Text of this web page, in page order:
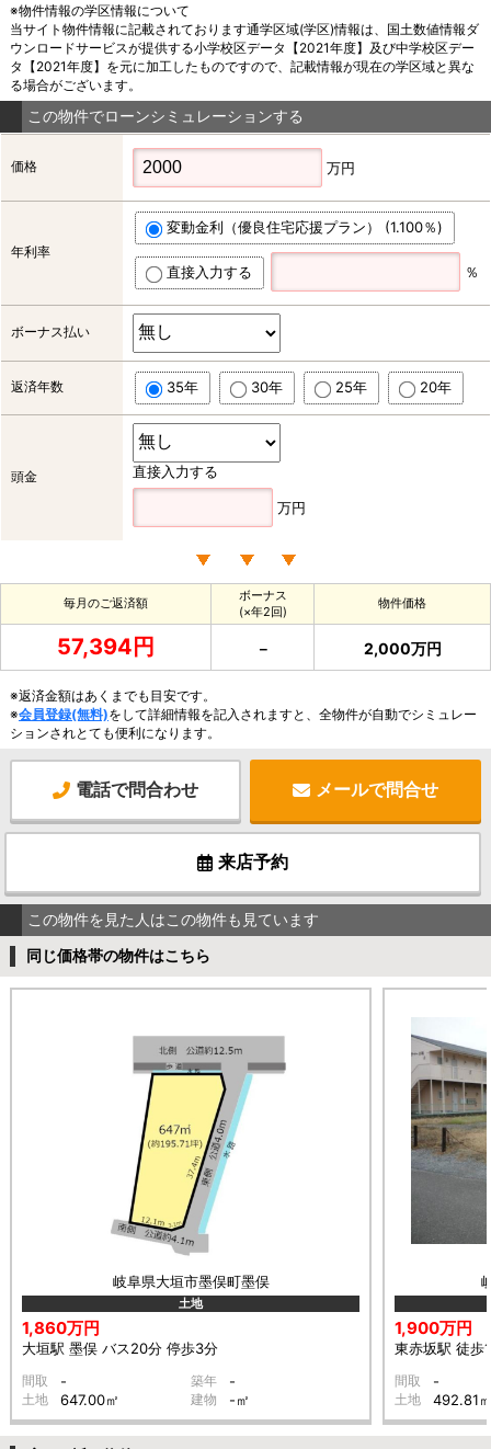
※物件情報の学区情報について
当サイト物件情報に記載されております通学区域(学区)情報は、国土数値情報ダ
ウンロードサービスが提供する小学校区データ【2021年度】及び中学校区デー
タ【2021年度】を元に加工したものですので、記載情報が現在の学区域と異な
る場合がございます。
この物件でローンシミュレーションする
価格 万円
年利率
変動金利（優良住宅応援プラン） (1.100％)
直接入力する ％
ボーナス払い
返済年数 35年 30年 25年 20年
頭金 直接入力する
万円
毎月のご返済額
ボーナス
(×年2回)
物件価格
57,394円 － 2,000万円
※返済金額はあくまでも目安です。
※会員登録(無料)をして詳細情報を記入されますと、全物件が自動でシミュレー
ションされとても便利になります。
電話で問合わせ メールで問合せ
来店予約
この物件を見た人はこの物件も見ています
同じ価格帯の物件はこちら
岐阜県大垣市墨俣町墨俣
土地
1,860万円
大垣駅 墨俣 バス20分 停歩3分
間取 - 築年 -
土地 647.00㎡ 建物 -㎡
1,900万円
東赤坂駅 徒歩
間取 -
土地 492.81